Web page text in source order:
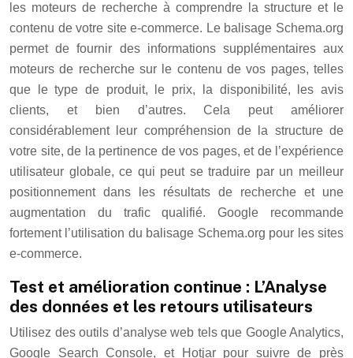
les moteurs de recherche à comprendre la structure et le
contenu de votre site e-commerce. Le balisage Schema.org
permet de fournir des informations supplémentaires aux
moteurs de recherche sur le contenu de vos pages, telles
que le type de produit, le prix, la disponibilité, les avis
clients, et bien d’autres. Cela peut améliorer
considérablement leur compréhension de la structure de
votre site, de la pertinence de vos pages, et de l’expérience
utilisateur globale, ce qui peut se traduire par un meilleur
positionnement dans les résultats de recherche et une
augmentation du trafic qualifié. Google recommande
fortement l’utilisation du balisage Schema.org pour les sites
e-commerce.
Test et amélioration continue : L’Analyse
des données et les retours utilisateurs
Utilisez des outils d’analyse web tels que Google Analytics,
Google Search Console, et Hotjar pour suivre de près